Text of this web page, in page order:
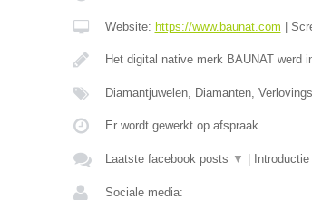
Website: https://www.baunat.com
Het digital native merk BAUNAT werd
Diamantjuwelen, Diamanten,
Er wordt gewerkt op afspraak.
Laatste facebook posts ▼
Sociale media: